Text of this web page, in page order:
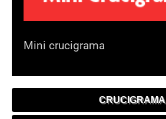
Mini crucigrama
CRUCIGRAMA